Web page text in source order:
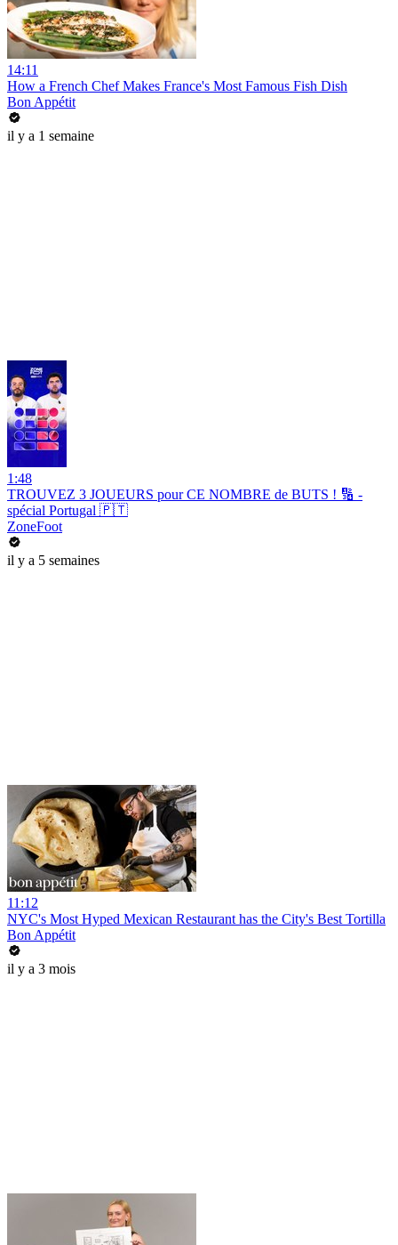
14:11
How a French Chef Makes France's Most Famous Fish Dish
Bon Appétit
il y a 1 semaine
1:48
TROUVEZ 3 JOUEURS pour CE NOMBRE de BUTS ! 🔢 -
spécial Portugal 🇵🇹
ZoneFoot
il y a 5 semaines
11:12
NYC's Most Hyped Mexican Restaurant has the City's Best Tortilla
Bon Appétit
il y a 3 mois